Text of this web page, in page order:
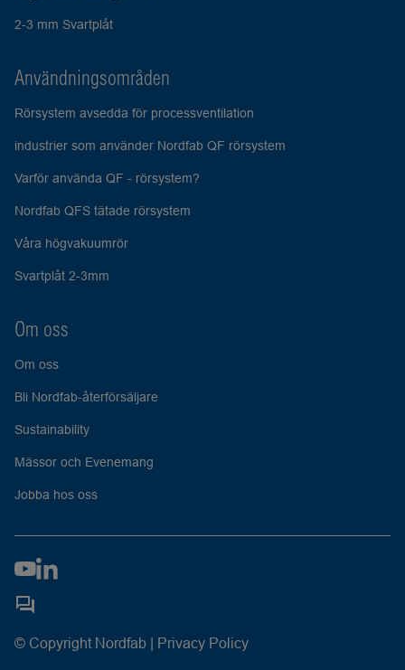
2-3 mm Svartplåt
Användningsområden
Rörsystem avsedda för processventilation
industrier som använder Nordfab QF rörsystem
Varför använda QF - rörsystem?
Nordfab QFS tätade rörsystem
Våra högvakuumrör
Svartplåt 2-3mm
Om oss
Om oss
Bli Nordfab-återförsäljare
Sustainability
Mässor och Evenemang
Jobba hos oss
© Copyright Nordfab | Privacy Policy